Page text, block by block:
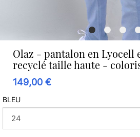
Olaz - pantalon en Lyocell
recyclé taille haute -
149,00 €
BLEU